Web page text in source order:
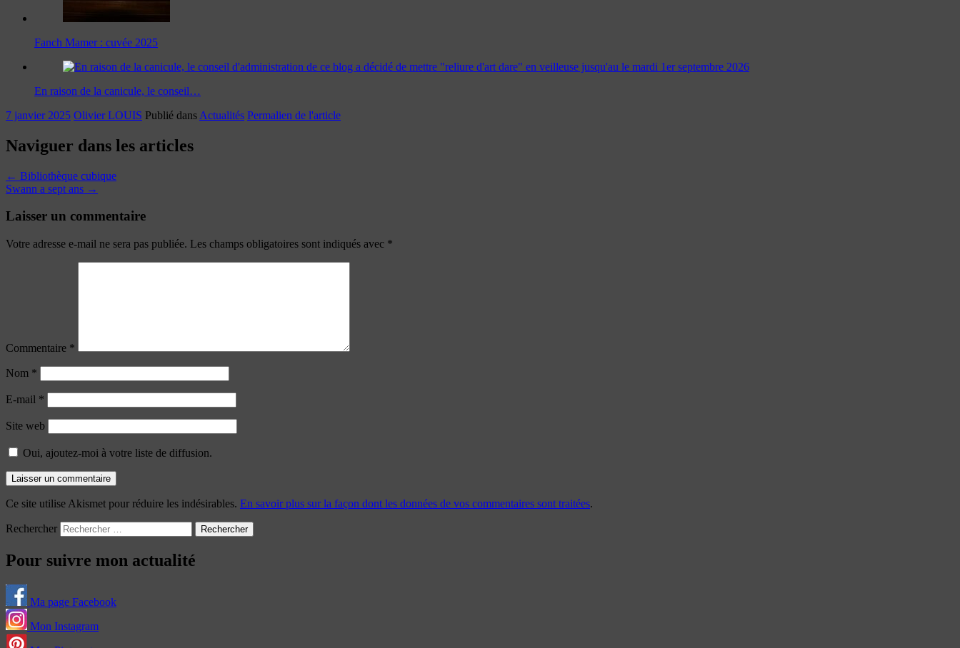
Fanch Mamer : cuvée 2025
En raison de la canicule, le conseil…
7 janvier 2025 Olivier LOUIS Publié dans Actualités Permalien de l'article
Naviguer dans les articles
← Bibliothèque cubique
Swann a sept ans →
Laisser un commentaire
Votre adresse e-mail ne sera pas publiée. Les champs obligatoires sont indiqués avec *
Commentaire *
Nom *
E-mail *
Site web
Oui, ajoutez-moi à votre liste de diffusion.
Ce site utilise Akismet pour réduire les indésirables. En savoir plus sur la façon dont les données de vos commentaires sont traitées.
Rechercher
Pour suivre mon actualité
Ma page Facebook
Mon Instagram